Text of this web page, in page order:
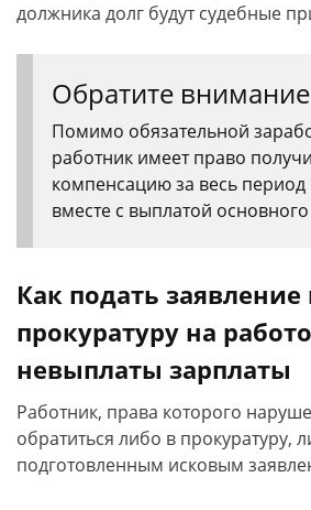
должника долг будут судебные
Обратите
Помимо обязательной
работник имеет право
компенсацию за весь
вместе с выплатой основного
Как подать заявление
прокуратуру на
невыплаты зарплаты
Работник, права которого
обратиться либо в прокуратуру,
подготовленным исковым